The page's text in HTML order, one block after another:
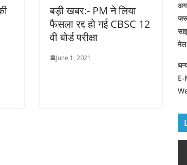
बड़ी खबर:- PM ने लिया
फैसला रद्द हो गई CBSC 12
वी बोर्ड परीक्षा
June 1, 2021